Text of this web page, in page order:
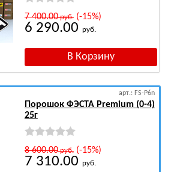
7 400.00руб.(-15%)
6 290.00 руб.
арт.: FS-P6n
Порошок ФЭСТА Premium (0-4)
25г
8 600.00руб.(-15%)
7 310.00 руб.